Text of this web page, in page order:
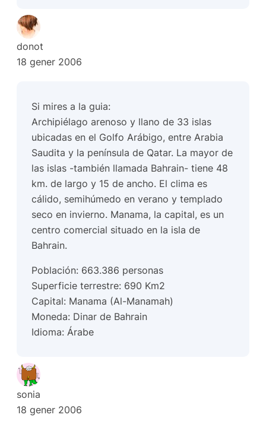
donot
18 gener 2006
Si mires a la guia:
Archipiélago arenoso y llano de 33 islas
ubicadas en el Golfo Arábigo, entre Arabia
Saudita y la península de Qatar. La mayor de
las islas -también llamada Bahrain- tiene 48
km. de largo y 15 de ancho. El clima es
cálido, semihúmedo en verano y templado
seco en invierno. Manama, la capital, es un
centro comercial situado en la isla de
Bahrain.
Población: 663.386 personas
Superficie terrestre: 690 Km2
Capital: Manama (Al-Manamah)
Moneda: Dinar de Bahrain
Idioma: Árabe
sonia
18 gener 2006